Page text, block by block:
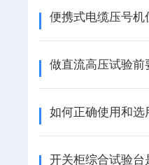
便携式电缆压号机